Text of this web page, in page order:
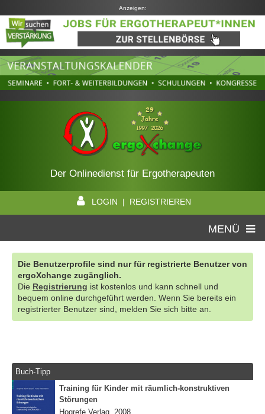
Anzeigen:
Der Onlinedienst für Ergotherapeuten
LOGIN | REGISTRIEREN
MENÜ
Die Benutzerprofile sind nur für registrierte Benutzer von
ergoXchange zugänglich.
Die Registrierung ist kostenlos und kann schnell und
bequem online durchgeführt werden. Wenn Sie bereits ein
registrierter Benutzer sind, melden Sie sich bitte an.
Buch-Tipp
Training für Kinder mit räumlich-konstruktiven
Störungen
Hogrefe Verlag, 2008